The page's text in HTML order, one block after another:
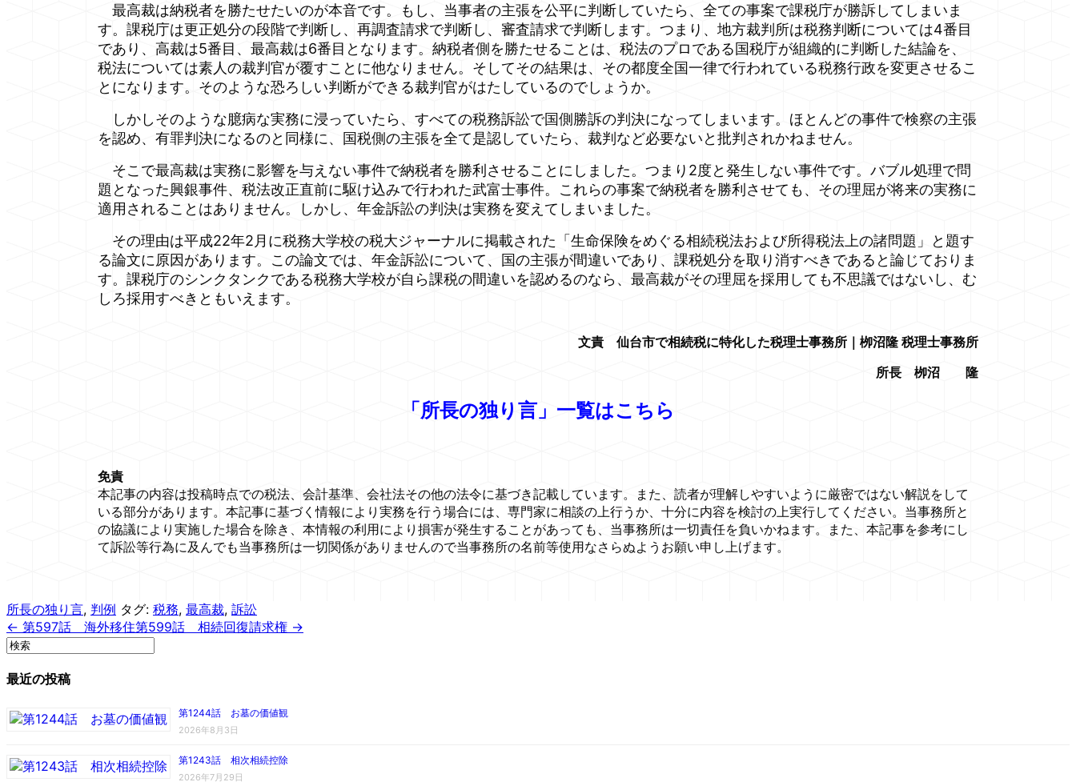
最高裁は納税者を勝たせたいのが本音です。もし、当事者の主張を公平に判断していたら、全ての事案で課税庁が勝訴してしまいま
す。課税庁は更正処分の段階で判断し、再調査請求で判断し、審査請求で判断します。つまり、地方裁判所は税務判断については4番目
であり、高裁は5番目、最高裁は6番目となります。納税者側を勝たせることは、税法のプロである国税庁が組織的に判断した結論を、
税法については素人の裁判官が覆すことに他なりません。そしてその結果は、その都度全国一律で行われている税務行政を変更させるこ
とになります。そのような恐ろしい判断ができる裁判官がはたしているのでしょうか。
しかしそのような臆病な実務に浸っていたら、すべての税務訴訟で国側勝訴の判決になってしまいます。ほとんどの事件で検察の主張
を認め、有罪判決になるのと同様に、国税側の主張を全て是認していたら、裁判など必要ないと批判されかねません。
そこで最高裁は実務に影響を与えない事件で納税者を勝利させることにしました。つまり2度と発生しない事件です。バブル処理で問
題となった興銀事件、税法改正直前に駆け込みで行われた武富士事件。これらの事案で納税者を勝利させても、その理屈が将来の実務に
適用されることはありません。しかし、年金訴訟の判決は実務を変えてしまいました。
その理由は平成22年2月に税務大学校の税大ジャーナルに掲載された「生命保険をめぐる相続税法および所得税法上の諸問題」と題す
る論文に原因があります。この論文では、年金訴訟について、国の主張が間違いであり、課税処分を取り消すべきであると論じておりま
す。課税庁のシンクタンクである税務大学校が自ら課税の間違いを認めるのなら、最高裁がその理屈を採用しても不思議ではないし、む
しろ採用すべきともいえます。
文責 仙台市で相続税に特化した税理士事務所｜栁沼隆 税理士事務所
所長 栁沼 隆
「所長の独り言」一覧はこちら
免責
本記事の内容は投稿時点での税法、会計基準、会社法その他の法令に基づき記載しています。また、読者が理解しやすいように厳密ではない解説をして
いる部分があります。本記事に基づく情報により実務を行う場合には、専門家に相談の上行うか、十分に内容を検討の上実行してください。当事務所と
の協議により実施した場合を除き、本情報の利用により損害が発生することがあっても、当事務所は一切責任を負いかねます。また、本記事を参考にし
て訴訟等行為に及んでも当事務所は一切関係がありませんので当事務所の名前等使用なさらぬようお願い申し上げます。
所長の独り言, 判例 タグ: 税務, 最高裁, 訴訟
← 第597話 海外移住第599話 相続回復請求権 →
最近の投稿
第1244話 お墓の価値観
2026年8月3日
第1243話 相次相続控除
2026年7月29日